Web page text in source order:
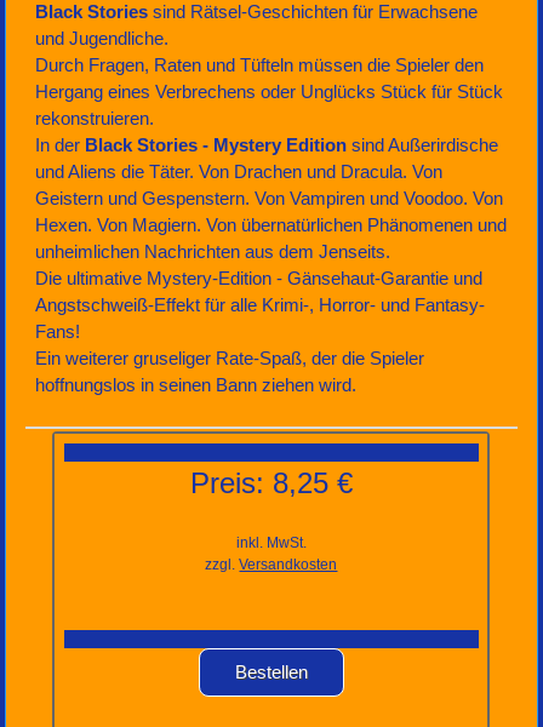
Black Stories sind Rätsel-Geschichten für Erwachsene
und Jugendliche.
Durch Fragen, Raten und Tüfteln müssen die Spieler den
Hergang eines Verbrechens oder Unglücks Stück für Stück
rekonstruieren.
In der Black Stories - Mystery Edition sind Außerirdische
und Aliens die Täter. Von Drachen und Dracula. Von
Geistern und Gespenstern. Von Vampiren und Voodoo. Von
Hexen. Von Magiern. Von übernatürlichen Phänomenen und
unheimlichen Nachrichten aus dem Jenseits.
Die ultimative Mystery-Edition - Gänsehaut-Garantie und
Angstschweiß-Effekt für alle Krimi-, Horror- und Fantasy-
Fans!
Ein weiterer gruseliger Rate-Spaß, der die Spieler
hoffnungslos in seinen Bann ziehen wird.
Preis: 8,25 €
inkl. MwSt.
zzgl.Versandkosten
Bestellen